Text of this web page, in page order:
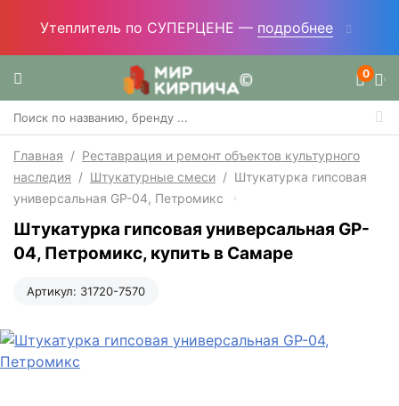
Утеплитель по СУПЕРЦЕНЕ — подробнее
0
Главная / Реставрация и ремонт объектов культурного
наследия / Штукатурные смеси / Штукатурка гипсовая
универсальная GP-04, Петромикс
Штукатурка гипсовая универсальная GP-
04, Петромикс, купить в Самаре
Артикул: 31720-7570